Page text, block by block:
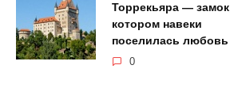
Торрекьяра —
котором навеки
поселилась любовь
0